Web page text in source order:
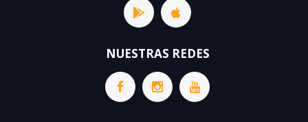
NUESTRAS REDES